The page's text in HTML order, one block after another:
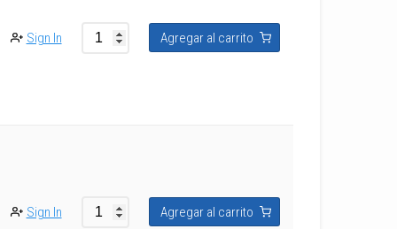
Sign In Agregar al carrito
Sign In Agregar al carrito